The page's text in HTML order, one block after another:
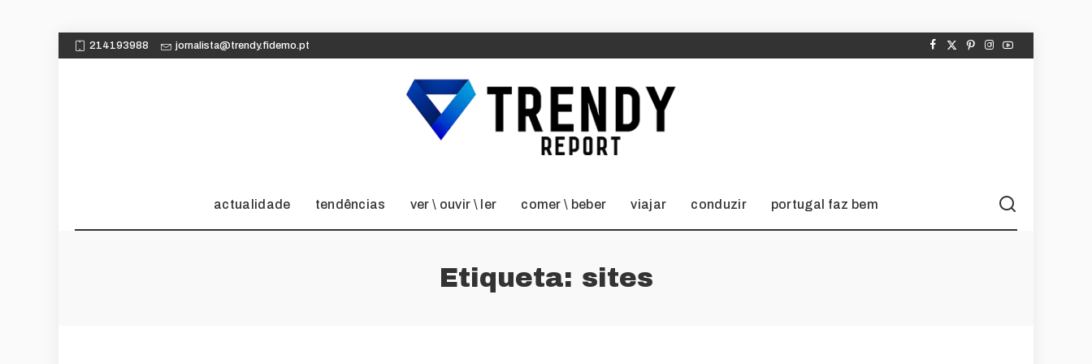
214193988 jornalista@trendy.fidemo.pt
actualidade tendências ver \ ouvir \ ler comer \ beber viajar conduzir portugal faz bem
Etiqueta: sites